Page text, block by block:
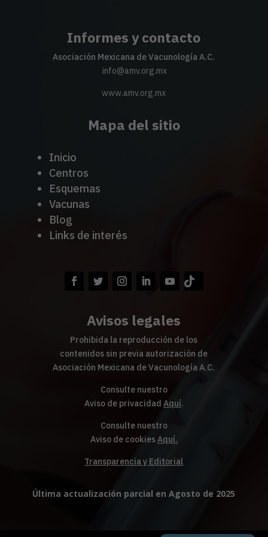
Informes y contacto
Asociación Mexicana de Vacunología A.C.
info@amv.org.mx
www.amv.org.mx
Mapa del sitio
Inicio
Centros
Esquemas
Vacunas
Blog
Links de interés
Avisos legales
Prohibida la reproducción de los
contenidos sin previa autorización de
Asociación Mexicana de Vacunología A.C.
Consulte nuestro
Aviso de privacidad Aquí.
Consulte nuestro
Aviso de cookiesAquí.
Transparencia y Editorial
Última actualización parcial en Agosto de 2025